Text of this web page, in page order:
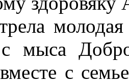
молодая
мыса
с